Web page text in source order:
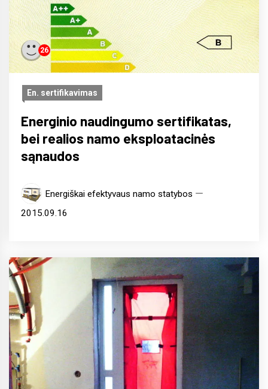
26
En. sertifikavimas
Energinio naudingumo sertifikatas,
bei realios namo eksploatacinės
sąnaudos
Energiškai efektyvaus namo statybos
2015.09.16